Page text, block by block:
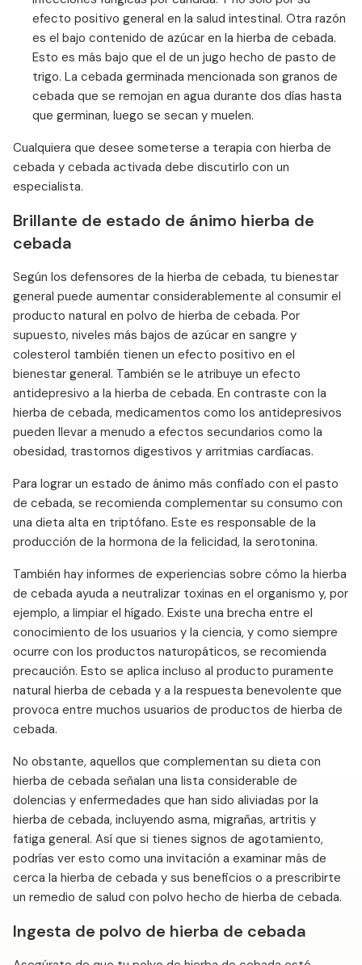
efecto positivo general en la salud intestinal. Otra razón
es el bajo contenido de azúcar en la hierba de cebada.
Esto es más bajo que el de un jugo hecho de pasto de
trigo. La cebada germinada mencionada son granos de
cebada que se remojan en agua durante dos días hasta
que germinan, luego se secan y muelen.
Cualquiera que desee someterse a terapia con hierba de
cebada y cebada activada debe discutirlo con un
especialista.
Brillante de estado de ánimo hierba de
cebada
Según los defensores de la hierba de cebada, tu bienestar
general puede aumentar considerablemente al consumir el
producto natural en polvo de hierba de cebada. Por
supuesto, niveles más bajos de azúcar en sangre y
colesterol también tienen un efecto positivo en el
bienestar general. También se le atribuye un efecto
antidepresivo a la hierba de cebada. En contraste con la
hierba de cebada, medicamentos como los antidepresivos
pueden llevar a menudo a efectos secundarios como la
obesidad, trastornos digestivos y arritmias cardíacas.
Para lograr un estado de ánimo más confiado con el pasto
de cebada, se recomienda complementar su consumo con
una dieta alta en triptófano. Este es responsable de la
producción de la hormona de la felicidad, la serotonina.
También hay informes de experiencias sobre cómo la hierba
de cebada ayuda a neutralizar toxinas en el organismo y, por
ejemplo, a limpiar el hígado. Existe una brecha entre el
conocimiento de los usuarios y la ciencia, y como siempre
ocurre con los productos naturopáticos, se recomienda
precaución. Esto se aplica incluso al producto puramente
natural hierba de cebada y a la respuesta benevolente que
provoca entre muchos usuarios de productos de hierba de
cebada.
No obstante, aquellos que complementan su dieta con
hierba de cebada señalan una lista considerable de
dolencias y enfermedades que han sido aliviadas por la
hierba de cebada, incluyendo asma, migrañas, artritis y
fatiga general. Así que si tienes signos de agotamiento,
podrías ver esto como una invitación a examinar más de
cerca la hierba de cebada y sus beneficios o a prescribirte
un remedio de salud con polvo hecho de hierba de cebada.
Ingesta de polvo de hierba de cebada